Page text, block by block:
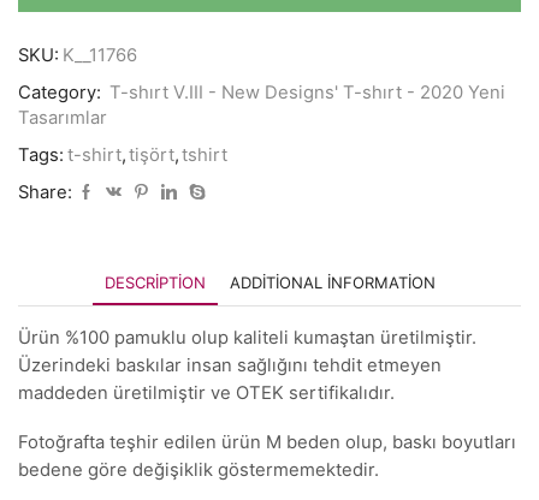
SKU: K__11766
Category: T-shırt V.III - New Designs' T-shırt - 2020 Yeni
Tasarımlar
Tags: t-shirt,tişört,tshirt
Share:
DESCRIPTION ADDITIONAL INFORMATION
Ürün %100 pamuklu olup kaliteli kumaştan üretilmiştir.
Üzerindeki baskılar insan sağlığını tehdit etmeyen
maddeden üretilmiştir ve OTEK sertifikalıdır.
Fotoğrafta teşhir edilen ürün M beden olup, baskı boyutları
bedene göre değişiklik göstermemektedir.